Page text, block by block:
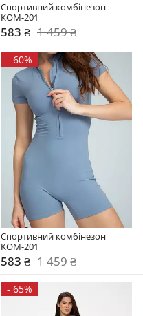
Спортивний комбінезон
KOM-201
583 ₴ 1 459 ₴
- 60%
Спортивний комбінезон
KOM-201
583 ₴ 1 459 ₴
- 65%